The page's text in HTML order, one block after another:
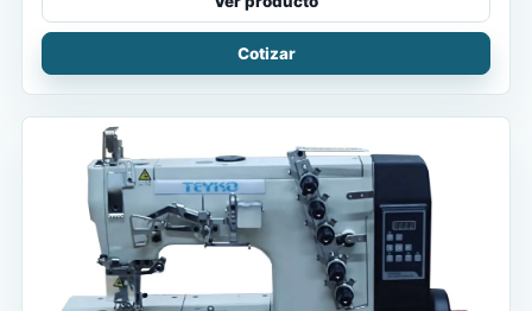
Cotizar